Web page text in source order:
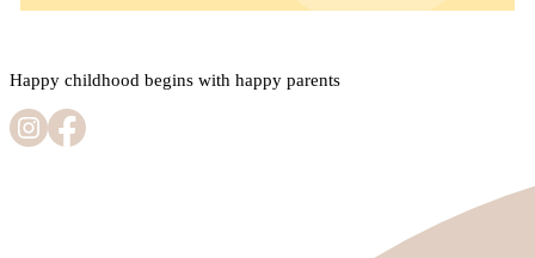
Happy childhood begins with happy parents